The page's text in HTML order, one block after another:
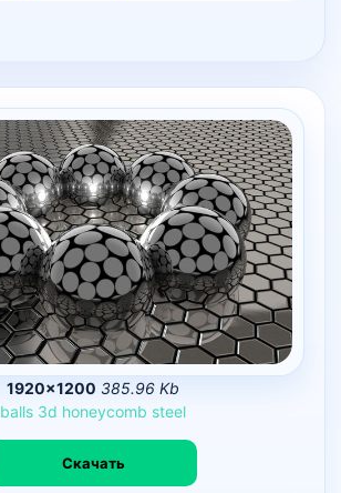
1920×1200 385.96 Kb
balls 3d honeycomb steel
Скачать